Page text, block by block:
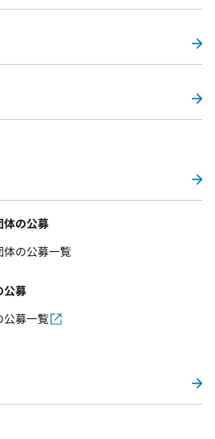
体の公募
の公募一覧
公募
公募一覧